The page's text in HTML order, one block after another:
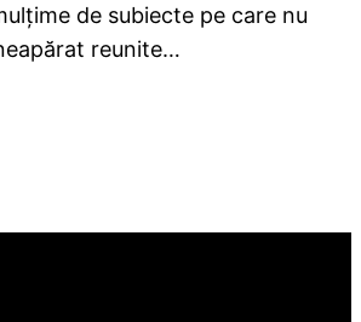
de subiecte pe care nu
reunite…